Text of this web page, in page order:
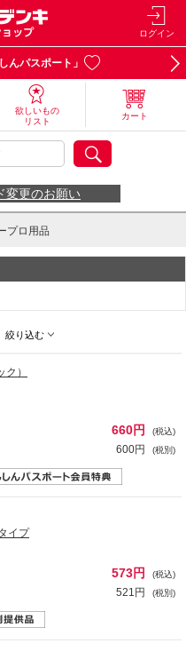
ログイン
んパスポート」
欲しいもの
リスト
カート
変更のお願い
プロ用品
絞り込む
）
660円 (税込)
600円 (税別)
イプ
573円 (税込)
521円 (税別)